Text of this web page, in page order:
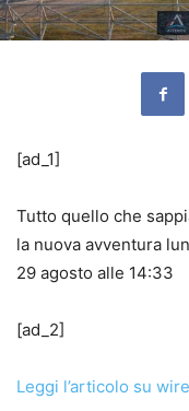
[ad_1]
Tutto quello che
la nuova avventura
29 agosto alle 14:33
[ad_2]
Leggi l’articolo su